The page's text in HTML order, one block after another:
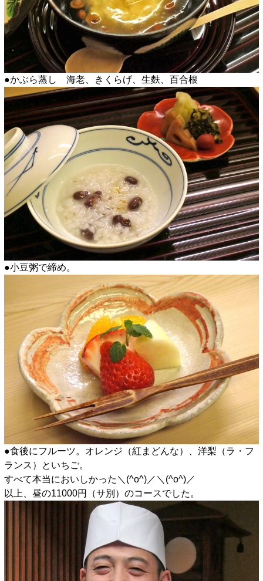
●かぶら蒸し 海老、きくらげ、生麩、百合根
●小豆粥で締め。
●食後にフルーツ。オレンジ（紅まどんな）、洋梨（ラ・フ
ランス）といちご。
すべて本当においしかった＼(^o^)／＼(^o^)／
以上、昼の11000円（サ別）のコースでした。